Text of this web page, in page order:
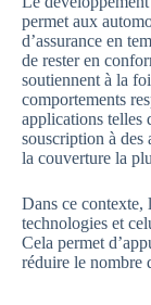
permet aux
d’assurance en
de rester en
soutiennent à la
comportements
applications telles
souscription à des
la couverture la
Dans ce contexte,
technologies et
Cela permet
réduire le nombre